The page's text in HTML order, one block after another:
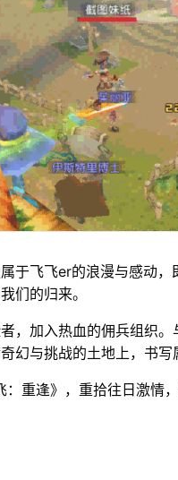
于飞飞er的浪漫与感动，
们的归来。
，加入热血的佣兵组织
幻与挑战的土地上，书写
重逢》，重拾往日激情